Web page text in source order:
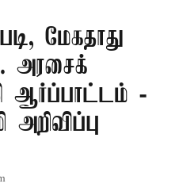
மேகதாது
அரசைக்
ஆர்ப்பாட்டம் -
அறிவிப்பு